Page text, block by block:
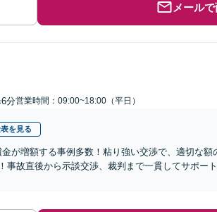
メール
分営業時間：09:00~18:00（平日）
を見る
金が増額する事例多数！粘り強い交渉で、適切な
事故直後から示談交渉、裁判まで一貫してサポー